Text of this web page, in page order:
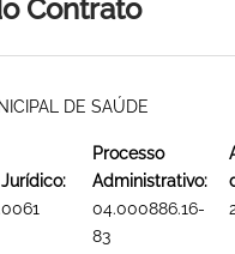
Contrato
DE SAÚDE
Processo
Administrativo:
04.000886.16-
83